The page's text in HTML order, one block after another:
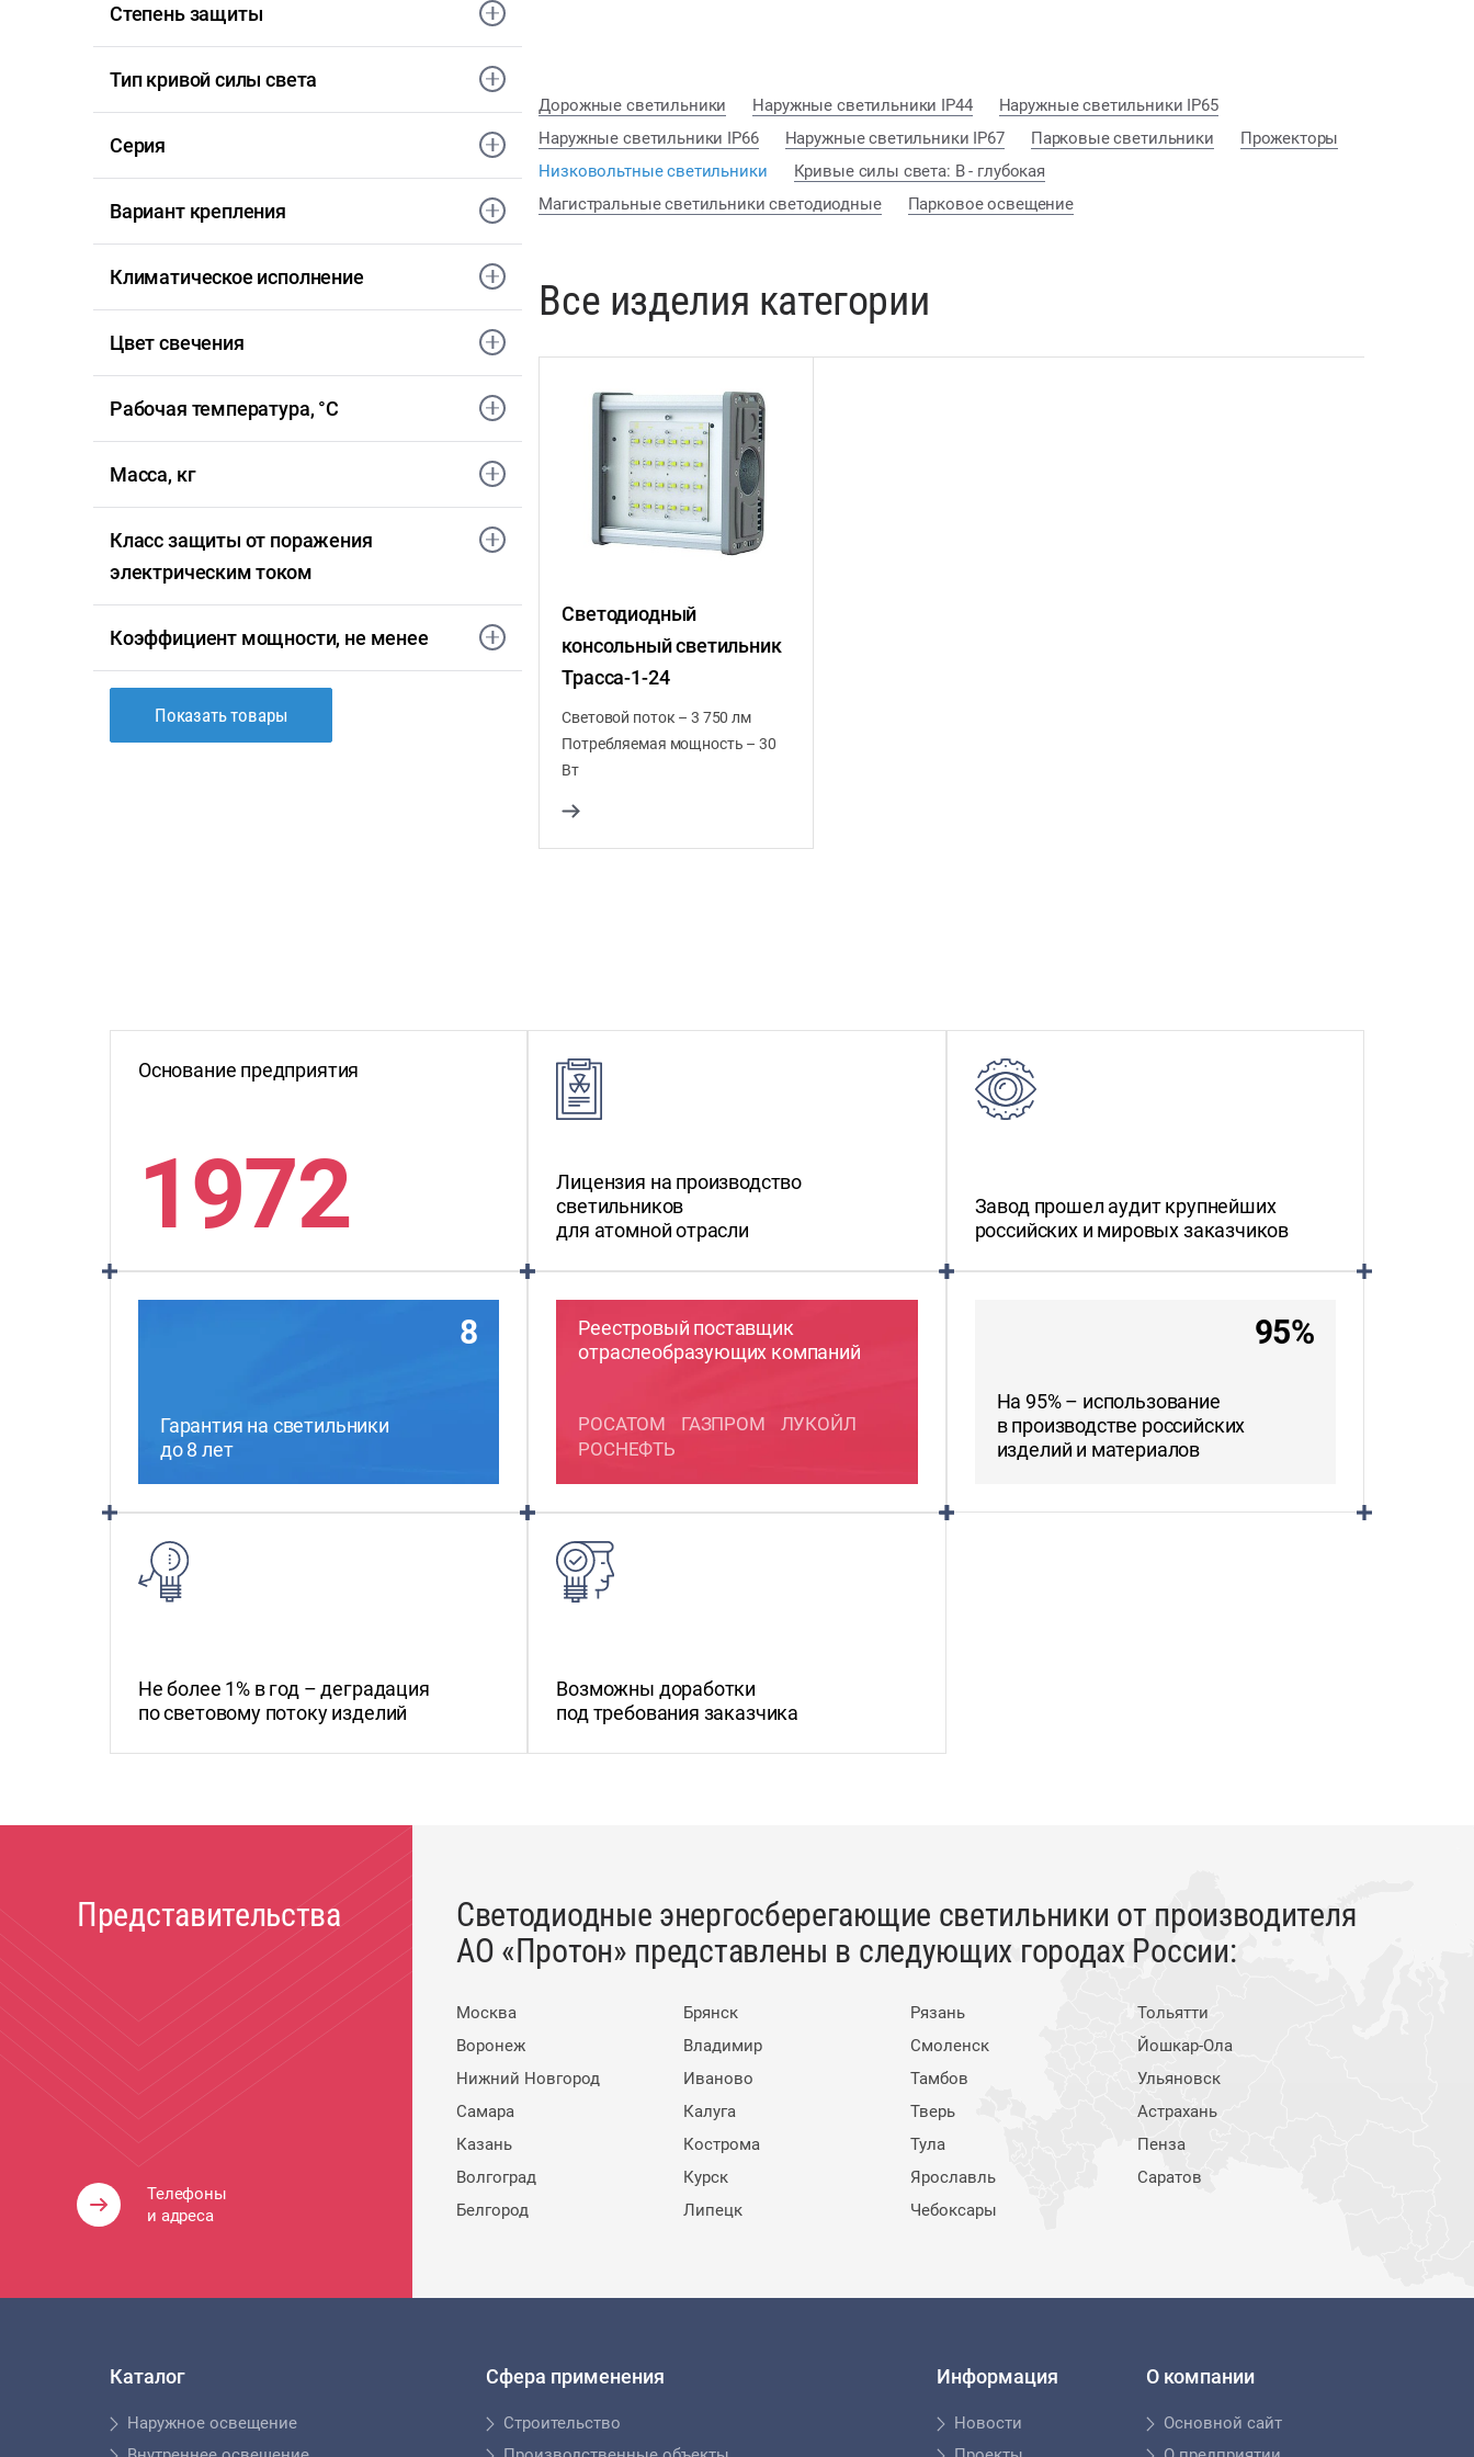
Степень защиты
Тип кривой силы света
Серия
Вариант крепления
Климатическое исполнение
Цвет свечения
Рабочая температура, °С
Масса, кг
Класс защиты от поражения
электрическим током
Коэффициент мощности, не менее
Показать товары
Дорожные светильники Наружные светильники IP44
Наружные светильники IP65
Наружные светильники IP66
Наружные светильники IP67 Парковые светильники
Прожекторы
Низковольтные светильники
Кривые силы света: В - глубокая
Магистральные светильники светодиодные
Парковое освещение
Все изделия категории
Светодиодный
консольный светильник
Трасса-1-24
Световой поток – 3 750 лм
Потребляемая мощность – 30
Вт
Основание предприятия
1972
Лицензия на производство
светильников
для атомной отрасли
Завод прошел аудит крупнейших
российских и мировых заказчиков
8
Гарантия на светильники
до 8 лет
Реестровый поставщик
отраслеобразующих компаний
РОСАТОМ ГАЗПРОМ
ЛУКОЙЛ
РОСНЕФТЬ
95%
На 95% – использование
в производстве российских
изделий и материалов
Не более 1% в год – деградация
по световому потоку изделий
Возможны доработки
под требования заказчика
Представительства
Телефоны
и адреса
Светодиодные энергосберегающие светильники от производителя
АО «Протон» представлены в следующих городах России:
Москва
Воронеж
Нижний Новгород
Самара
Казань
Волгоград
Белгород
Брянск
Владимир
Иваново
Калуга
Кострома
Курск
Липецк
Рязань
Смоленск
Тамбов
Тверь
Тула
Ярославль
Чебоксары
Тольятти
Йошкар-Ола
Ульяновск
Астрахань
Пенза
Саратов
Каталог
Наружное освещение
Сфера применения
Строительство
Информация
Новости
О компании
Основной сайт